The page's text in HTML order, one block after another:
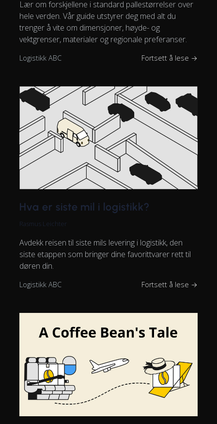
Lær om forskjellene i standard pallestørrelser over
hele verden. Vår guide utstyrer deg med alt du
trenger å vite om dimensjoner, høyde- og
vektgrenser, materialer og regionale preferanser.
Logistikk ABC Fortsett å lese →
Hva er siste mil i logistikk?
Rasmus Leichter
Avdekk reisen til siste mils levering i logistikk, den
siste etappen som bringer dine favorittvarer rett til
døren din.
Logistikk ABC Fortsett å lese →